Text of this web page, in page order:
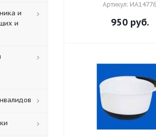
Артикул: ИА14776
950руб.
и
и